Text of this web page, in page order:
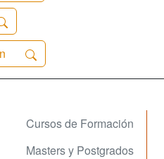
Cursos de Formación
Masters y Postgrados